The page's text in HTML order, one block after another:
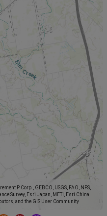
P Corp., GEBCO, USGS, FAO, NPS,
Survey, Esri Japan, METI, Esri China
and the GIS User Community